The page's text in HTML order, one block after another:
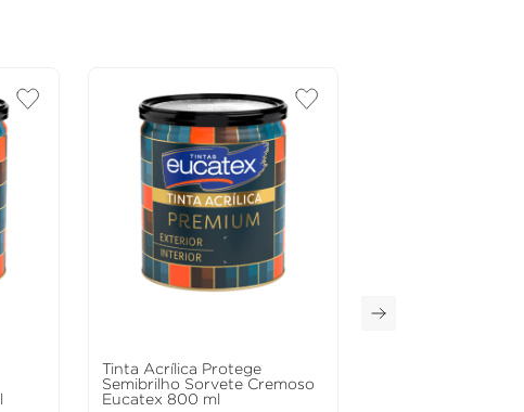
Tinta Acrílica Protege
Semibrilho Sorvete Cremoso
Eucatex 800 ml